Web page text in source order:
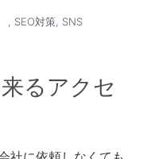
, SEO対策, SNS
るアクセ